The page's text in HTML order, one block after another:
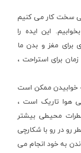
سخت کار می کنیم
این ایده را
برای مغز و بدن ما
برای استراحت ،
خوابیدن ممکن است
هوا تاریک است ،
محیطی بیشتر
رو در رو با شکارچی
به خود انجام می